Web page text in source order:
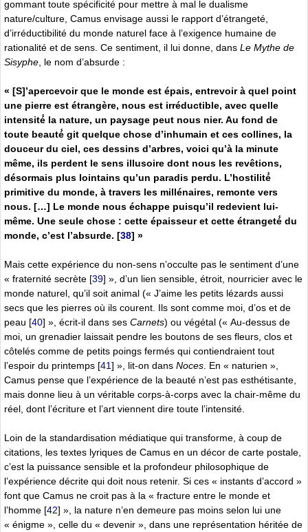
gommant toute spécificité pour mettre à mal le dualisme
nature/culture, Camus envisage aussi le rapport d’étrangeté,
d’irréductibilité du monde naturel face à l’exigence humaine de
rationalité et de sens. Ce sentiment, il lui donne, dans Le Mythe de
Sisyphe, le nom d’absurde :
« [S]’apercevoir que le monde est épais, entrevoir à quel point
une pierre est étrangère, nous est irréductible, avec quelle
intensité́ la nature, un paysage peut nous nier. Au fond de
toute beauté́ git quelque chose d’inhumain et ces collines, la
douceur du ciel, ces dessins d’arbres, voici qu’à la minute
même, ils perdent le sens illusoire dont nous les revêtions,
désormais plus lointains qu’un paradis perdu. L’hostilité́
primitive du monde, à travers les millénaires, remonte vers
nous. […] Le monde nous échappe puisqu’il redevient lui-
même. Une seule chose : cette épaisseur et cette étrangeté́ du
monde, c’est l’absurde. [38] »
Mais cette expérience du non-sens n’occulte pas le sentiment d’une
« fraternité secrète [39] », d’un lien sensible, étroit, nourricier avec le
monde naturel, qu’il soit animal (« J’aime les petits lézards aussi
secs que les pierres où ils courent. Ils sont comme moi, d’os et de
peau [40] », écrit-il dans ses Carnets) ou végétal (« Au-dessus de
moi, un grenadier laissait pendre les boutons de ses fleurs, clos et
côtelés comme de petits poings fermés qui contiendraient tout
l’espoir du printemps [41] », lit-on dans Noces. En « naturien »,
Camus pense que l’expérience de la beauté n’est pas esthétisante,
mais donne lieu à un véritable corps-à-corps avec la chair-même du
réel, dont l’écriture et l’art viennent dire toute l’intensité.
Loin de la standardisation médiatique qui transforme, à coup de
citations, les textes lyriques de Camus en un décor de carte postale,
c’est la puissance sensible et la profondeur philosophique de
l’expérience décrite qui doit nous retenir. Si ces « instants d’accord »
font que Camus ne croit pas à la « fracture entre le monde et
l’homme [42] », la nature n’en demeure pas moins selon lui une
« énigme », celle du « devenir », dans une représentation héritée de